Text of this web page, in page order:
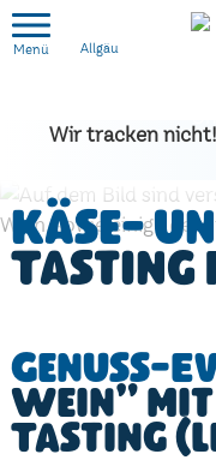
Allgäu
Wir tracken nicht!
Käse-
Tasting
Genuss-
Wein"
Tasting